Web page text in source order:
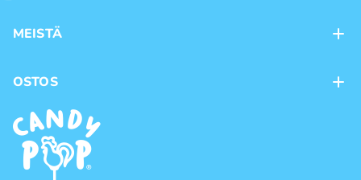
MEISTÄ
Kanta-asiakasohjelma
Tuotemerkit
OSTOS
Maksutavat
Toimitustavat
Käyttöehdot